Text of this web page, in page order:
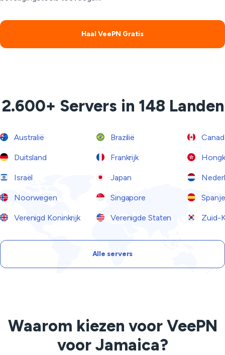
Haal VeePN Gratis
2.600+ Servers in 148 Landen
Australië Brazilië
Duitsland Frankrijk
Israël Japan
Noorwegen Singapore Spanje
Verenigd Koninkrijk Verenigde Staten Zuid-
Alle servers
Waarom kiezen voor VeePN
voor Jamaica?